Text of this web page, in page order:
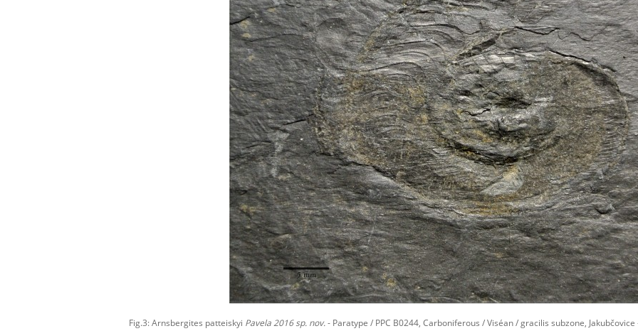
Fig.3: Arnsbergites patteiskyi Pavela 2016 sp. nov.- Paratype / PPC B0244, Carboniferous / Viséan / gracilis subzone,